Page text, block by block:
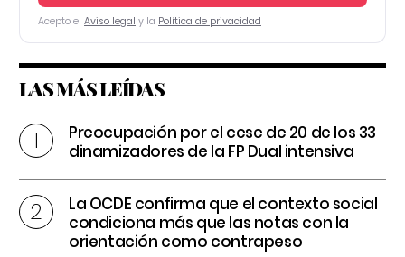
Acepto el Aviso legal y la Política de privacidad
LAS MÁS LEÍDAS
Preocupación por el cese de 20 de los 33
dinamizadores de la FP Dual intensiva
La OCDE confirma que el contexto social
condiciona más que las notas con la
orientación como contrapeso